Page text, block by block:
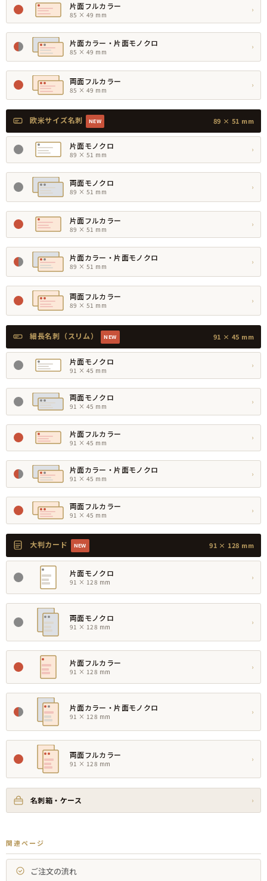
片面フルカラー
85 × 49 mm
›
片面カラー・片面モノクロ
85 × 49 mm
›
両面フルカラー
85 × 49 mm
›
欧米サイズ名刺 NEW 89 × 51 mm
片面モノクロ
89 × 51 mm
›
両面モノクロ
89 × 51 mm
›
片面フルカラー
89 × 51 mm
›
片面カラー・片面モノクロ
89 × 51 mm
›
両面フルカラー
89 × 51 mm
›
細長名刺（スリム） NEW 91 × 45 mm
片面モノクロ
91 × 45 mm
›
両面モノクロ
91 × 45 mm
›
片面フルカラー
91 × 45 mm
›
片面カラー・片面モノクロ
91 × 45 mm
›
両面フルカラー
91 × 45 mm
›
大判カード NEW 91 × 128 mm
片面モノクロ
91 × 128 mm
›
両面モノクロ
91 × 128 mm
›
片面フルカラー
91 × 128 mm
›
片面カラー・片面モノクロ
91 × 128 mm
›
両面フルカラー
91 × 128 mm
›
名刺箱・ケース ›
関連ページ
ご注文の流れ